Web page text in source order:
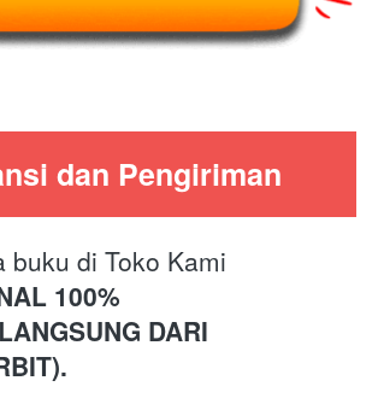
dan Pengiriman
100%
DARI